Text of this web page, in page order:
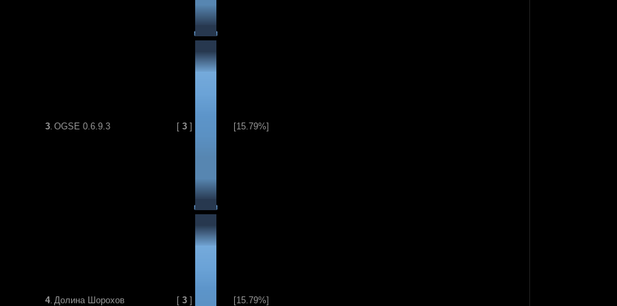
3. OGSE 0.6.9.3 [ 3] [15.79%]
4. Долина Шорохов [ 3] [15.79%]